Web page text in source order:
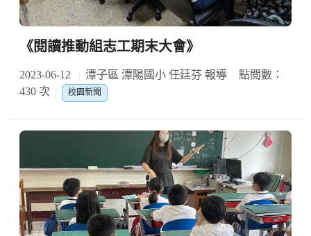
《閱讀推動組志工期末大會》
2023-06-12 潭子區 潭陽國小 任廷芬 報導
點閱數：
430 次
校園新聞